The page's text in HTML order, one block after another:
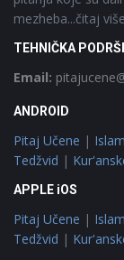
mezheba...čitaj
TEHNIČKA
Email:
ANDROID
Pitaj Učene |
Tedžvid |
APPLE iOS
Pitaj Učene |
Tedžvid |